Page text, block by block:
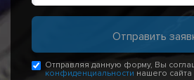
Отправляя данную форму, Вы
конфиденциальности нашего сайта